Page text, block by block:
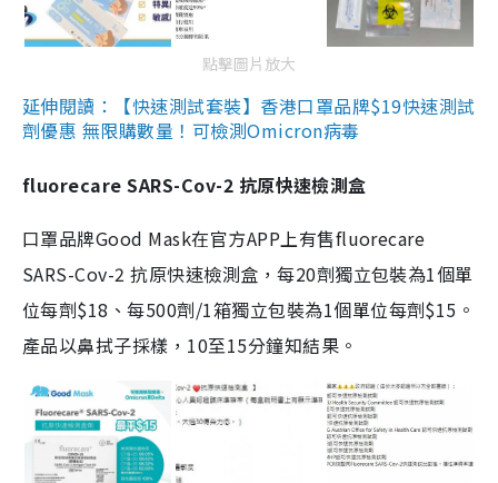
點擊圖片放大
延伸閱讀：【快速測試套裝】香港口罩品牌$19快速測試
劑優惠 無限購數量！可檢測Omicron病毒
fluorecare SARS-Cov-2 抗原快速檢測盒
口罩品牌Good Mask在官方APP上有售fluorecare
SARS-Cov-2 抗原快速檢測盒，每20劑獨立包裝為1個單
位每劑$18、每500劑/1箱獨立包裝為1個單位每劑$15。
產品以鼻拭子採樣，10至15分鐘知結果。